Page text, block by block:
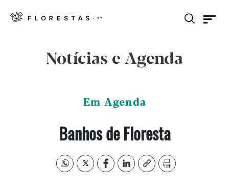
Notícias e Agenda
Em Agenda
Banhos de Floresta